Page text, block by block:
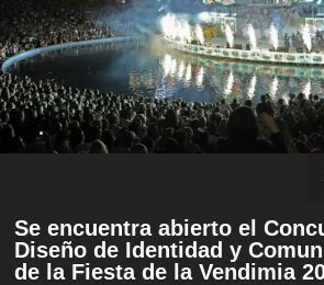
Se encuentra abierto el
Diseño de Identidad y
de la Fiesta de la Vendimia